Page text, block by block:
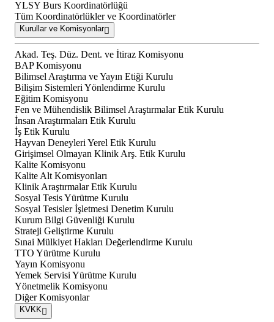
YLSY Burs Koordinatörlüğü
Tüm Koordinatörlükler ve Koordinatörler
Kurullar ve Komisyonlar
Akad. Teş. Düz. Dent. ve İtiraz Komisyonu
BAP Komisyonu
Bilimsel Araştırma ve Yayın Etiği Kurulu
Bilişim Sistemleri Yönlendirme Kurulu
Eğitim Komisyonu
Fen ve Mühendislik Bilimsel Araştırmalar Etik Kurulu
İnsan Araştırmaları Etik Kurulu
İş Etik Kurulu
Hayvan Deneyleri Yerel Etik Kurulu
Girişimsel Olmayan Klinik Arş. Etik Kurulu
Kalite Komisyonu
Kalite Alt Komisyonları
Klinik Araştırmalar Etik Kurulu
Sosyal Tesis Yürütme Kurulu
Sosyal Tesisler İşletmesi Denetim Kurulu
Kurum Bilgi Güvenliği Kurulu
Strateji Geliştirme Kurulu
Sınai Mülkiyet Hakları Değerlendirme Kurulu
TTO Yürütme Kurulu
Yayın Komisyonu
Yemek Servisi Yürütme Kurulu
Yönetmelik Komisyonu
Diğer Komisyonlar
KVKK